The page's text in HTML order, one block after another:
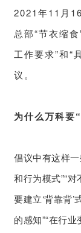
2021年11月
总部“节衣缩
工作要求”和“
议。
为什么万科要
倡议中有这样
和行为模式”“
要建立‘背靠背
的感知”“在行